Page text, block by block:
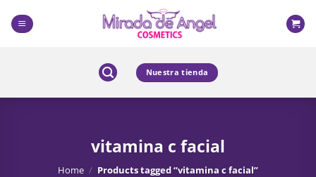
content
Nuestra tienda
vitamina c facial
Home / Products tagged “vitamina c facial”